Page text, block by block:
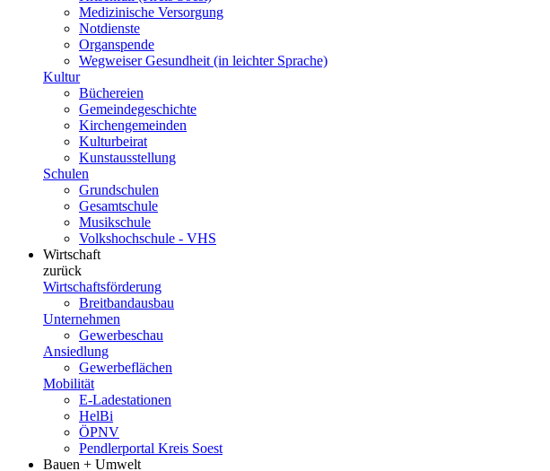
Medizinische Versorgung
Notdienste
Organspende
Wegweiser Gesundheit (in leichter Sprache)
Kultur
Büchereien
Gemeindegeschichte
Kirchengemeinden
Kulturbeirat
Kunstausstellung
Schulen
Grundschulen
Gesamtschule
Musikschule
Volkshochschule - VHS
Wirtschaft
zurück
Wirtschaftsförderung
Breitbandausbau
Unternehmen
Gewerbeschau
Ansiedlung
Gewerbeflächen
Mobilität
E-Ladestationen
HelBi
ÖPNV
Pendlerportal Kreis Soest
Bauen + Umwelt